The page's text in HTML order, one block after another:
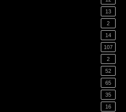
13
2
14
107
2
52
65
35
16